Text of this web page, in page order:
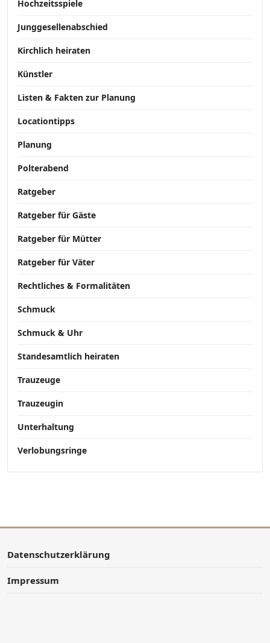
Hochzeitsspiele
Junggesellenabschied
Kirchlich heiraten
Künstler
Listen & Fakten zur Planung
Locationtipps
Planung
Polterabend
Ratgeber
Ratgeber für Gäste
Ratgeber für Mütter
Ratgeber für Väter
Rechtliches & Formalitäten
Schmuck
Schmuck & Uhr
Standesamtlich heiraten
Trauzeuge
Trauzeugin
Unterhaltung
Verlobungsringe
Datenschutzerklärung
Impressum